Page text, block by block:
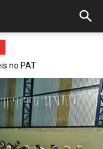
no PAT